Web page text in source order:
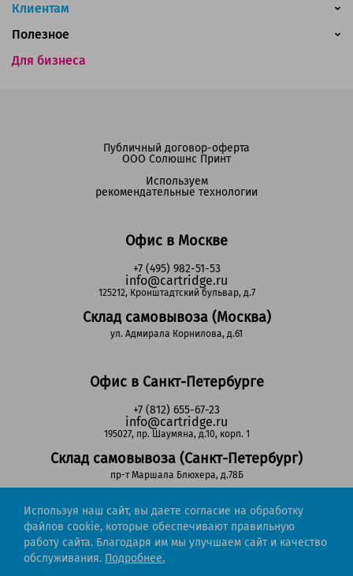
Клиентам
Для бизнеса
Полезное
Офис в Москве
+7 (495) 982-51-53
info@cartridge.ru
125212, Кронштадтский бульвар, д.7
Склад самовывоза (Москва)
ул. Адмирала Корнилова, д.61
Офис в Санкт-Петербурге
+7 (812) 655-67-23
info@cartridge.ru
195027, пр. Шаумяна, д.10, корп. 1
Склад самовывоза (Санкт-Петербург)
пр-т Маршала Блюхера, д.78Б
Регионы РФ
8-800-302-51-53
(звонок бесплатный)
Публичный договор-оферта
ООО Солюшнс Принт
Используем
рекомендательные технологии
Используя наш сайт, вы даете согласие на обработку
файлов cookie, которые обеспечивают правильную
работу сайта. Благодаря им мы улучшаем сайт и качество
обслуживания. Подробнее.